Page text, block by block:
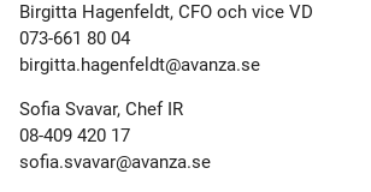
Birgitta Hagenfeldt, CFO och vice VD
073-661 80 04
birgitta.hagenfeldt@avanza.se
Sofia Svavar, Chef IR
08-409 420 17
sofia.svavar@avanza.se